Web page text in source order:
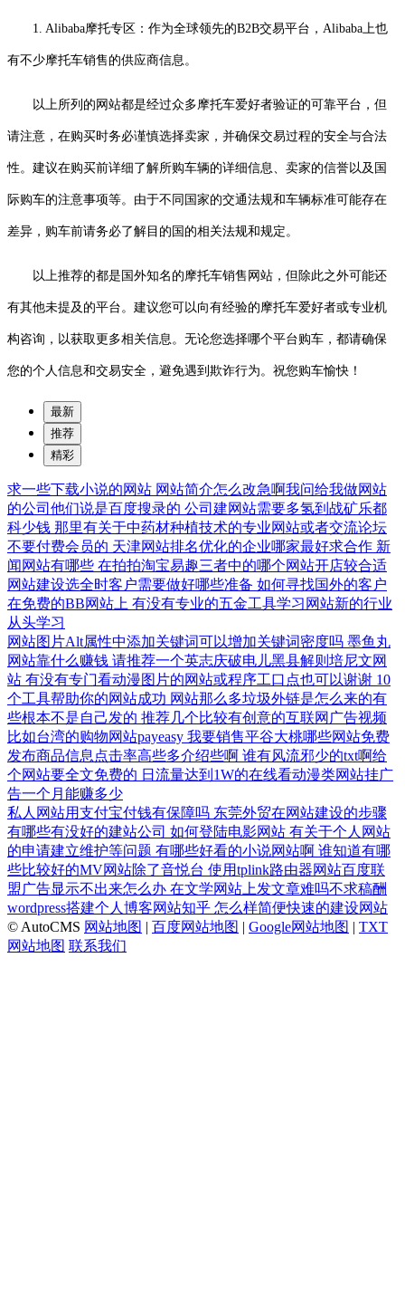
1. Alibaba摩托专区：作为全球领先的B2B交易平台，Alibaba上也
有不少摩托车销售的供应商信息。
以上所列的网站都是经过众多摩托车爱好者验证的可靠平台，但
请注意，在购买时务必谨慎选择卖家，并确保交易过程的安全与合法
性。建议在购买前详细了解所购车辆的详细信息、卖家的信誉以及国
际购车的注意事项等。由于不同国家的交通法规和车辆标准可能存在
差异，购车前请务必了解目的国的相关法规和规定。
以上推荐的都是国外知名的摩托车销售网站，但除此之外可能还
有其他未提及的平台。建议您可以向有经验的摩托车爱好者或专业机
构咨询，以获取更多相关信息。无论您选择哪个平台购车，都请确保
您的个人信息和交易安全，避免遇到欺诈行为。祝您购车愉快！
最新
推荐
精彩
求一些下载小说的网站 网站简介怎么改急啊我问给我做网站
的公司他们说是百度搜录的 公司建网站需要多氢到战矿乐都
科少钱 那里有关于中药材种植技术的专业网站或者交流论坛
不要付费会员的 天津网站排名优化的企业哪家最好求合作 新
闻网站有哪些 在拍拍淘宝易趣三者中的哪个网站开店较合适
网站建设选全时客户需要做好哪些准备 如何寻找国外的客户
在免费的BB网站上 有没有专业的五金工具学习网站新的行业
从头学习
网站图片Alt属性中添加关键词可以增加关键词密度吗 墨鱼丸
网站靠什么赚钱 请推荐一个英志庆破电儿黑县解则培尼文网
站 有没有专门看动漫图片的网站或程序工口点也可以谢谢 10
个工具帮助你的网站成功 网站那么多垃圾外链是怎么来的有
些根本不是自己发的 推荐几个比较有创意的互联网广告视频
比如台湾的购物网站payeasy 我要销售平谷大桃哪些网站免费
发布商品信息点击率高些多介绍些啊 谁有风流邪少的txt啊给
个网站要全文免费的 日流量达到1W的在线看动漫类网站挂广
告一个月能赚多少
私人网站用支付宝付钱有保障吗 东莞外贸在网站建设的步骤
有哪些有没好的建站公司 如何登陆电影网站 有关于个人网站
的申请建立维护等问题 有哪些好看的小说网站啊 谁知道有哪
些比较好的MV网站除了音悦台 使用tplink路由器网站百度联
盟广告显示不出来怎么办 在文学网站上发文章难吗不求稿酬
wordpress搭建个人博客网站知乎 怎么样简便快速的建设网站
© AutoCMS 网站地图 | 百度网站地图 | Google网站地图 | TXT
网站地图 联系我们